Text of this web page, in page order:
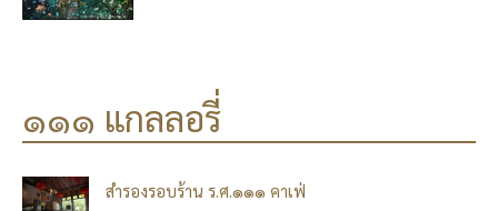
๑๑๑ แกลลอรี่
สำรองรอบร้าน ร.ศ.๑๑๑ คาเฟ่